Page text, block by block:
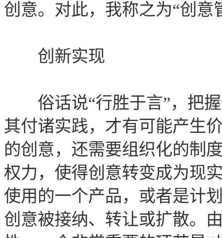
创意。对此，我称之为“创意
创新实现
俗话说“行胜于言”，把握
其付诸实践，才有可能产生
的创意，还需要组织化的制
权力，使得创意转变成为现
使用的一个产品，或者是计
创意被接纳、转让或扩散。